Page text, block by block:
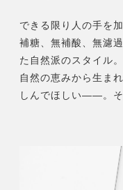
できる限り人の手を
補糖、無補酸、無濾
た自然派のスタイル。
自然の恵みから生ま
しんでほしい――。そ